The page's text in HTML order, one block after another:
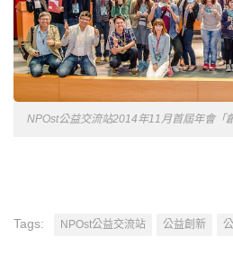
NPOst公益交流站2014年11月首屆年會「
Tags: NPOst公益交流站 公益創新